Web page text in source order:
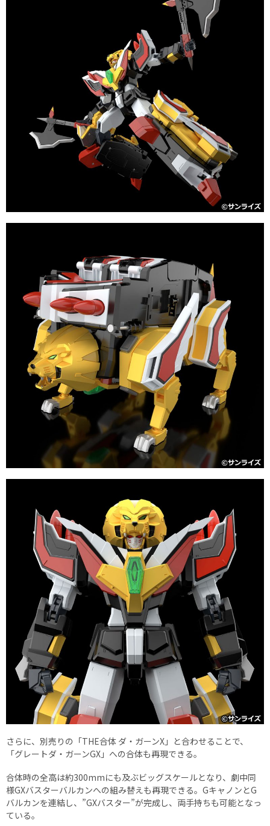
さらに、別売りの「THE合体 ダ・ガーンX」と合わせることで、
「グレートダ・ガーンGX」への合体も再現できる。
合体時の全高は約300mmにも及ぶビッグスケールとなり、劇中同
様GXバスターバルカンへの組み替えも再現できる。GキャノンとG
バルカンを連結し、”GXバスター”が完成し、両手持ちも可能となっ
ている。